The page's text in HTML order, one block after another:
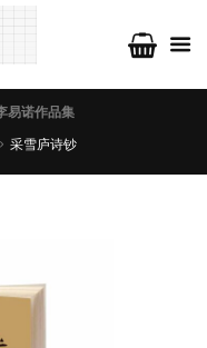
易诺作品集
采雪庐诗钞